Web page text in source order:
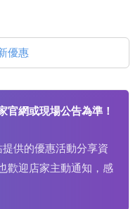
優惠
官網或現場公告為準！
供的優惠活動分享資
歡迎店家主動通知，感